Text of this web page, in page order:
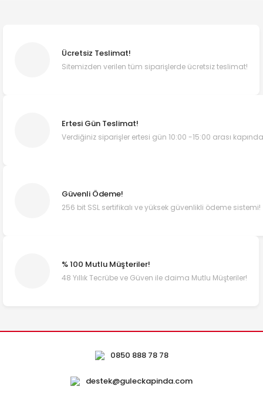
Ücretsiz Teslimat!
Sitemizden verilen tüm siparişlerde ücretsiz teslimat!
Ertesi Gün Teslimat!
Verdiğiniz siparişler ertesi gün 10:00 -15:00 arası
Güvenli Ödeme!
256 bit SSL sertifikalı ve yüksek güvenlikli ödeme sistemi!
% 100 Mutlu Müşteriler!
48 Yıllık Tecrübe ve Güven ile daima Mutlu Müşteriler!
0850 888 78 78
destek@guleckapinda.com